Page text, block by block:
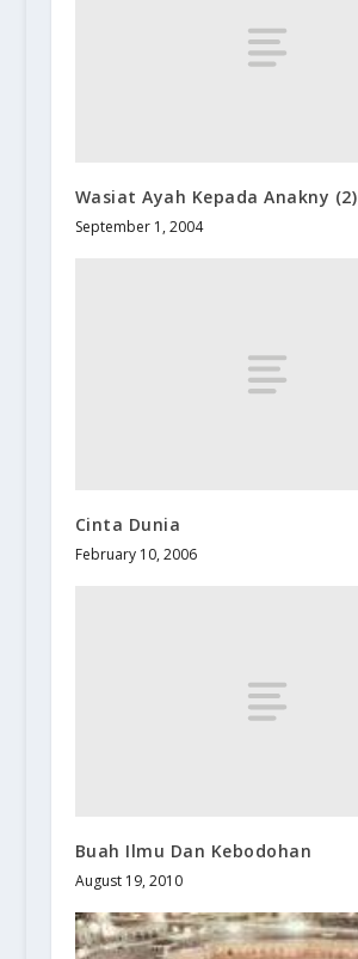
Wasiat Ayah Kepada Anakny (2)
September 1, 2004
Cinta Dunia
February 10, 2006
Buah Ilmu Dan Kebodohan
August 19, 2010